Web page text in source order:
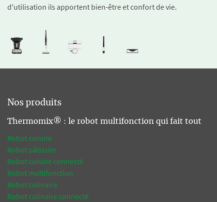
d'utilisation ils apportent bien-être et confort de vie.
Nos produits
Thermomix® : le robot multifonction qui fait tout
Robot cuisine
Robot pâtissier
Robot cuisine connecté
Robot multifonction
Robot culinaire
Robot culinaire connecté